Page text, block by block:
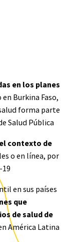
en los planes
Burkina Faso,
forma parte
Salud Pública
contexto de
o en línea, por
en sus países
que
de salud de
América Latina